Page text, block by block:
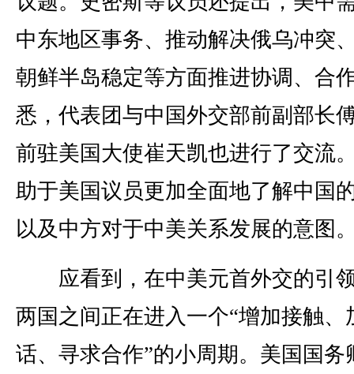
中东地区事务、推动解决俄乌冲突
朝鲜半岛稳定等方面推进协调、合
悉，代表团与中国外交部前副部长
前驻美国大使崔天凯也进行了交流
助于美国议员更加全面地了解中国
以及中方对于中美关系发展的意图
应看到，在中美元首外交的引
两国之间正在进入一个“增加接触、
话、寻求合作”的小周期。美国国务